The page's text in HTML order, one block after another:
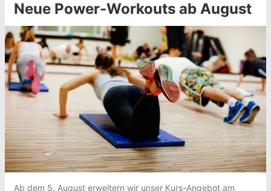
Neue Power-Workouts ab August
Ab dem 5. August erweitern wir unser Kurs-Angebot am